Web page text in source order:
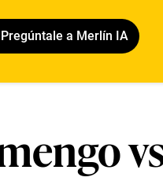
Pregúntale a Merlín IA